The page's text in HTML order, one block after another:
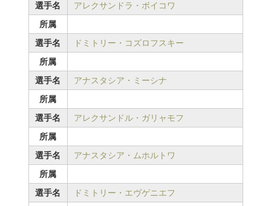
選手名
アレクサンドラ・ボイコワ
所属
選手名
ドミトリー・コズロフスキー
所属
選手名
アナスタシア・ミーシナ
所属
選手名
アレクサンドル・ガリャモフ
所属
選手名
アナスタシア・ムホルトワ
所属
選手名
ドミトリー・エヴゲニエフ